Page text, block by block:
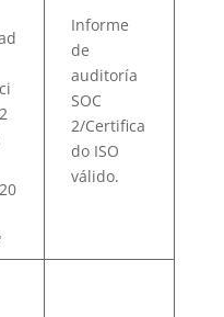
Informe
de
auditoría
SOC
2/Certifica
do ISO
válido.